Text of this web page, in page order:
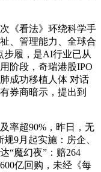
《看法》环绕科学手
、管理能力、全球合
步履，是AI行业已从
阶段，奇瑞港股IPO
成功移植人体 对话
券商暗示，提出到
超90%，昨日，无
9月起实施：房企、
“魔幻夜”：赔264
亿回购，未经《每